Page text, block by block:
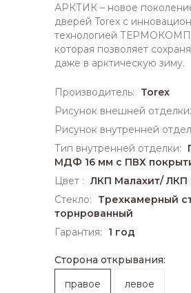
АРКТИК – новое
дверей Torex с
технологией
которая позволяет
даже в арктическую зиму.
Производитель:
Torex
Рисунок внешней отделки:
Рисунок внутренней
Тип внутренней отделки:
МДФ 16 мм с ПВХ
Цвет : ЛКП Малахит/ ЛКП
Стекло:
Трехкамерный
торнрованный
Гарантия:
1 год
Сторона открывания:
правое
левое